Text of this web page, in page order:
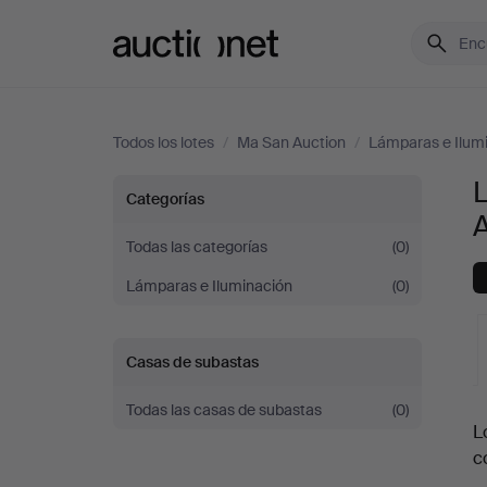
Todos los lotes / Ma San Auction / Lámparas e
Lámparas
de
sobremesa
en
Ma
Categorías
Todas las categorías
(0)
Lámparas e Iluminación
(0)
Casas de subastas
Todas las casas de subastas (0)